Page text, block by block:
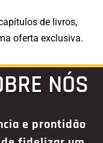
de livros,
oferta exclusiva.
NÓS
e prontidão